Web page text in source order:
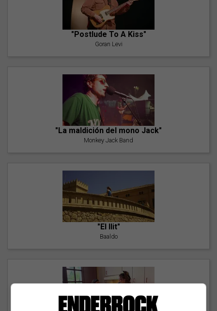
"Postlude To A Kiss"
Goran Levi
"La maldición del mono Jack"
Monkey Jack Band
"El llit"
Baaldo